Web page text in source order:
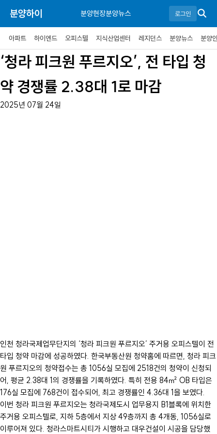
분양하이 분양현장분양뉴스 로그인
아파트 하이엔드 오피스텔 지식산업센터 레지던스 분양뉴스 분양
‘청라 피크원 푸르지오’, 전 타입 청
약 경쟁률 2.38대 1로 마감
2025년 07월 24일
인천 청라국제업무단지의 ‘청라 피크원 푸르지오’ 주거용 오피스텔이 전
타입 청약 마감에 성공하였다. 한국부동산원 청약홈에 따르면, 청라 피크
원 푸르지오의 청약접수는 총 1056실 모집에 2518건의 청약이 신청되
어, 평균 2.38대 1의 경쟁률을 기록하였다. 특히 전용 84㎡ OB 타입은
176실 모집에 768건이 접수되어, 최고 경쟁률인 4.36대 1을 보였다.
이번 청라 피크원 푸르지오는 청라국제도시 업무용지 B1블록에 위치한
주거용 오피스텔로, 지하 5층에서 지상 49층까지 총 4개동, 1056실로
이루어져 있다. 청라스마트시티가 시행하고 대우건설이 시공을 담당했